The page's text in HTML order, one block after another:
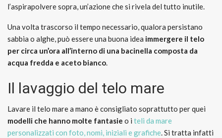
l’aspirapolvere sopra, un’azione che si rivela del tutto inutile.
Una volta trascorso il tempo necessario, qualora persistano
sabbia o alghe, può essere una buona idea immergere il telo
per circa un’ora all’interno di una bacinella composta da
acqua fredda e aceto bianco.
Il lavaggio del telo mare
Lavare il telo mare a mano è consigliato soprattutto per quei
modelli che hanno molte fantasie o i teli da mare
personalizzati con foto, nomi, iniziali e grafiche. Si tratta infatti